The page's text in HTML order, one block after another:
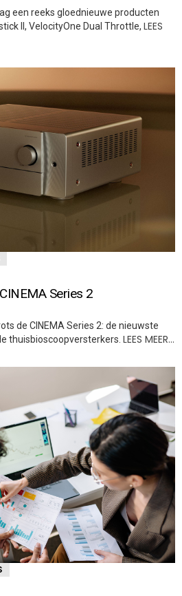
een reeks gloednieuwe producten
II, VelocityOne Dual Throttle, LEES
Series 2
de CINEMA Series 2: de nieuwste
thuisbioscoopversterkers. LEES MEER…